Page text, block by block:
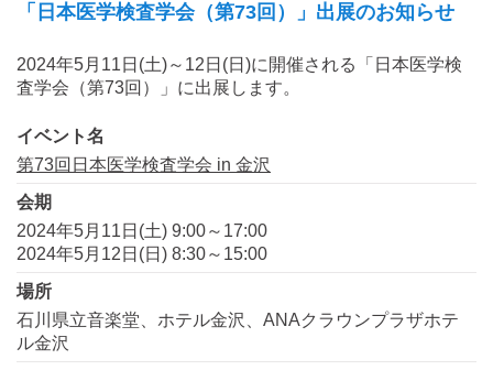
「日本医学検査学会（第73回）」出展のお知らせ
2024年5月11日(土)～12日(日)に開催される「日本医学検
査学会（第73回）」に出展します。
イベント名
第73回日本医学検査学会 in 金沢
会期
2024年5月11日(土) 9:00～17:00
2024年5月12日(日) 8:30～15:00
場所
石川県立音楽堂、ホテル金沢、ANAクラウンプラザホテ
ル金沢